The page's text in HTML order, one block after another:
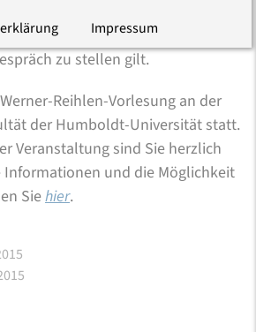
dar, der es sich im
zu stellen gilt.
Reihlen-Vorlesung an der
der Humboldt-Universität statt.
Veranstaltung sind Sie herzlich
Informationen und die Möglichkeit
Siehier.
Impressum